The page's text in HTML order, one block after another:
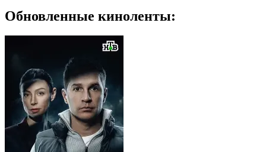
Обновленные киноленты: